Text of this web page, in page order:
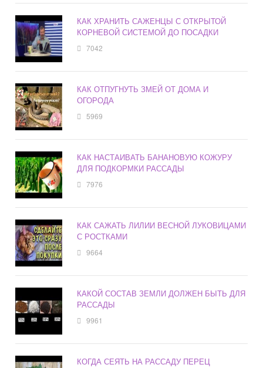
КАК ХРАНИТЬ САЖЕНЦЫ С ОТКРЫТОЙ
КОРНЕВОЙ СИСТЕМОЙ ДО ПОСАДКИ
7042
КАК ОТПУГНУТЬ ЗМЕЙ ОТ ДОМА И
ОГОРОДА
5969
КАК НАСТАИВАТЬ БАНАНОВУЮ КОЖУРУ
ДЛЯ ПОДКОРМКИ РАССАДЫ
7976
КАК САЖАТЬ ЛИЛИИ ВЕСНОЙ ЛУКОВИЦАМИ
С РОСТКАМИ
9664
КАКОЙ СОСТАВ ЗЕМЛИ ДОЛЖЕН БЫТЬ ДЛЯ
РАССАДЫ
9961
КОГДА СЕЯТЬ НА РАССАДУ ПЕРЕЦ